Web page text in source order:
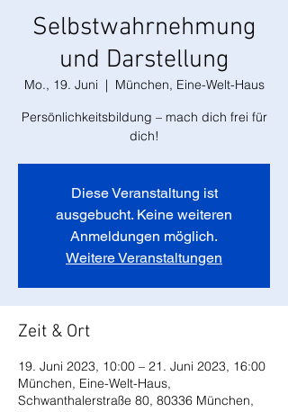
Selbstwahrnehmung
und Darstellung
Mo., 19. Juni
  |
München, Eine-Welt-Haus
Persönlichkeitsbildung – mach dich frei für
dich!
Diese Veranstaltung ist
ausgebucht. Keine weiteren
Anmeldungen möglich.
Weitere Veranstaltungen
Zeit & Ort
19. Juni 2023, 10:00 – 21. Juni 2023, 16:00
München, Eine-Welt-Haus,
Schwanthalerstraße 80, 80336 München,